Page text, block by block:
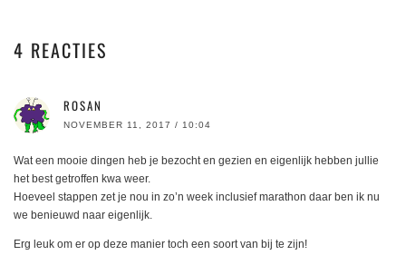
4 REACTIES
ROSAN
NOVEMBER 11, 2017 / 10:04
Wat een mooie dingen heb je bezocht en gezien en eigenlijk hebben jullie
het best getroffen kwa weer.
Hoeveel stappen zet je nou in zo’n week inclusief marathon daar ben ik nu
we benieuwd naar eigenlijk.
Erg leuk om er op deze manier toch een soort van bij te zijn!